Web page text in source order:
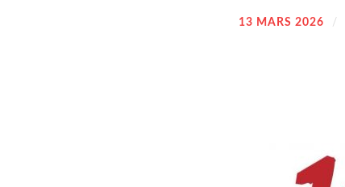
13 MARS 2026 /